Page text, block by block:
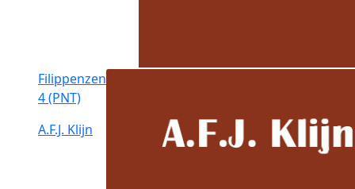
Filippenzen
4 (PNT)
A.F.J. Klijn